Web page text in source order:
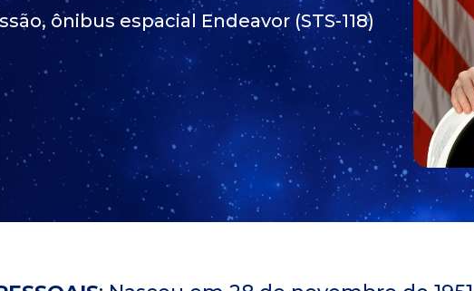
ônibus espacial Endeavor (STS-118)